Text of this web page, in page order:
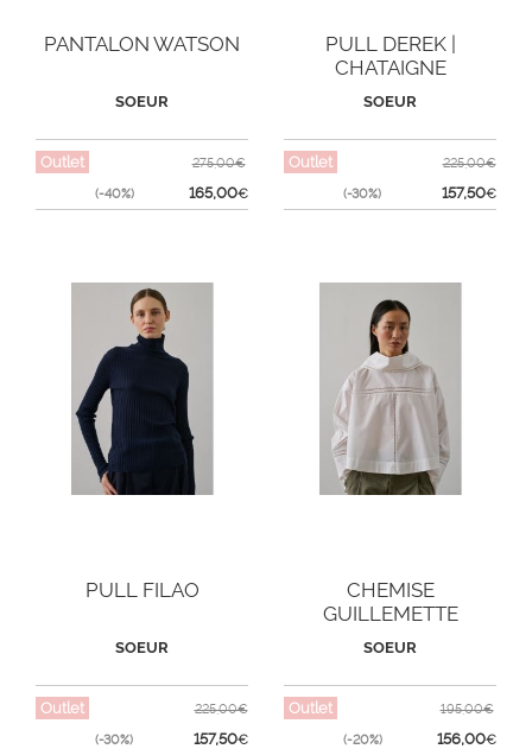
PANTALON WATSON
SOEUR
Outlet
(-40%)
275,00€
165,00€
PULL DEREK |
CHATAIGNE
SOEUR
Outlet
(-30%)
225,00€
157,50€
PULL FILAO
SOEUR
Outlet
(-30%)
225,00€
157,50€
CHEMISE
GUILLEMETTE
SOEUR
Outlet
(-20%)
195,00€
156,00€